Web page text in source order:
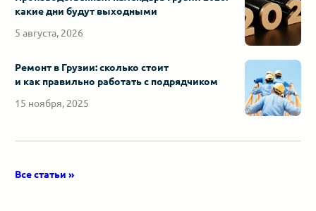
какие дни будут выходными
5 августа, 2026
Ремонт в Грузии: сколько стоит
и как правильно работать с подрядчиком
15 ноября, 2025
Все статьи »